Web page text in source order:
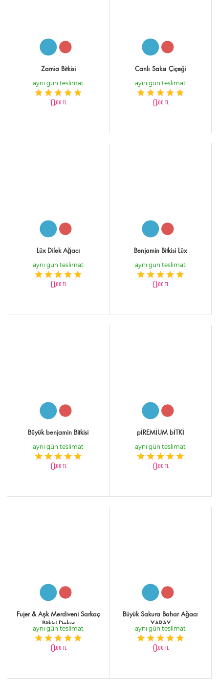
Zamia Bitkisi
aynı gün teslimat
0,00 TL
Canlı Saksı Çiçeği
aynı gün teslimat
0,00 TL
Lüx Dilek Ağacı
aynı gün teslimat
0,00 TL
Benjamin Bitkisi Lüx
aynı gün teslimat
0,00 TL
Büyük benjamin Bitkisi
aynı gün teslimat
0,00 TL
pİREMİUM bİTKİ
aynı gün teslimat
0,00 TL
Fujer & Aşk Merdiveni Sarkaç
Bitkisi Dekor
aynı gün teslimat
0,00 TL
Büyük Sakura Bahar Ağacı
YAPAY
aynı gün teslimat
0,00 TL